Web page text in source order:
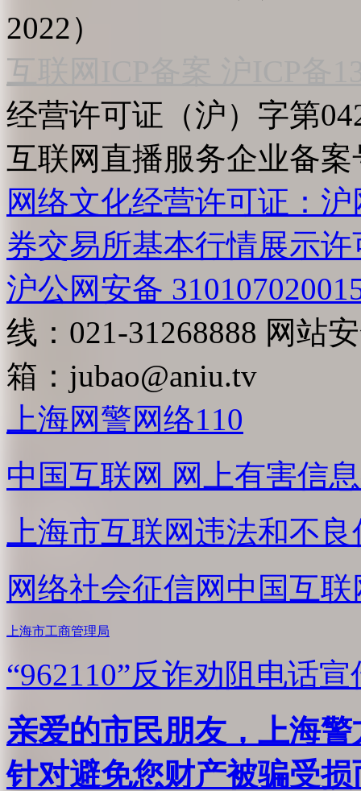
2022）
互联网ICP备案 沪ICP备
经营许可证（沪）字第
互联网直播服务企业备案
网络文化经营许可证：
券交易所基本行情展示许
沪公网安备
线：021-31268888 网站
箱： jubao@aniu.tv
上海网警网络110
中国互联网 网上有害信
上海市互联网违法和不
网络社会征信网 中国互
上海市工商管理局
“962110”反诈劝阻电话宣
亲爱的市民朋友，上海
针对避免您财产被骗受